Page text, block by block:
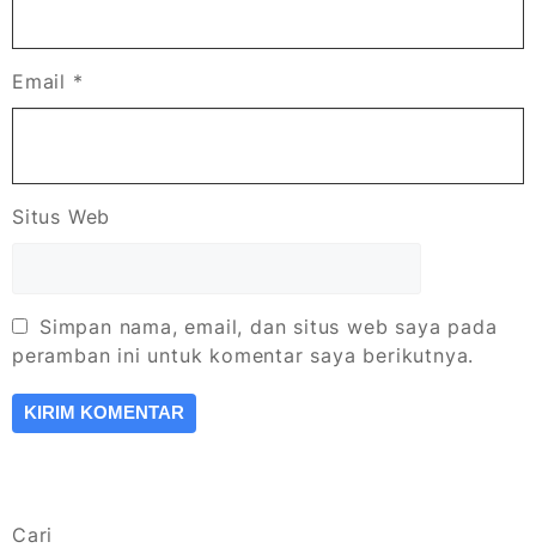
Email *
Situs Web
Simpan nama, email, dan situs web saya pada
peramban ini untuk komentar saya berikutnya.
Cari